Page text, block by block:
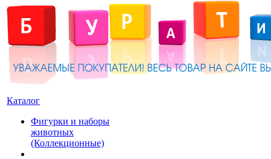
Каталог
Фигурки и наборы
животных
(Коллекционные)